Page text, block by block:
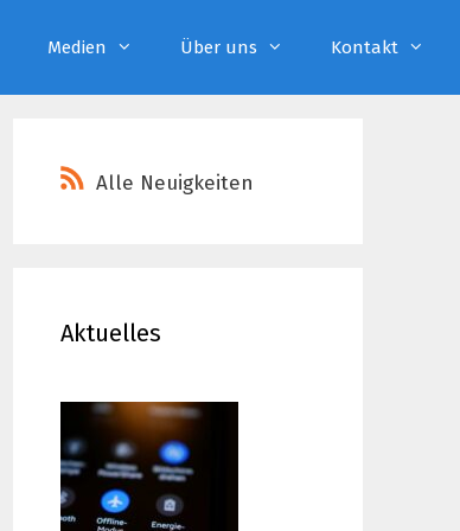
Medien Über uns Kontakt
Alle Neuigkeiten
Aktuelles